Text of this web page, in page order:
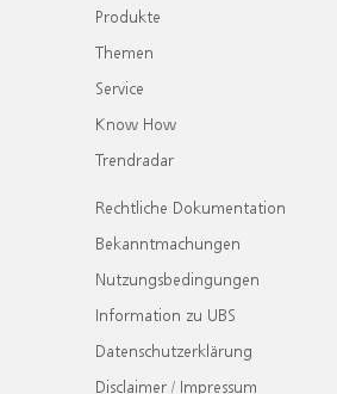
Produkte
Themen
Service
Know How
Trendradar
Rechtliche Dokumentation
Bekanntmachungen
Nutzungsbedingungen
Information zu UBS
Datenschutzerklärung
Disclaimer / Impressum